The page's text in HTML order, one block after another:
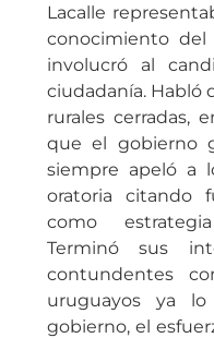
Lacalle
conocimiento
involucró al
ciudadanía. Habló
rurales cerradas,
que el gobierno
siempre apeló a
oratoria citando
como
Terminó sus
contundentes
uruguayos ya
gobierno, el